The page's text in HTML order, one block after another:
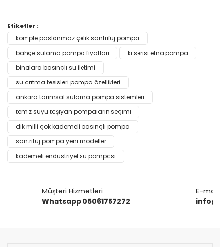
Bu ürüne ilk yorumu siz yapın!
Yorum Yaz
Bu ürünün fiyat bilgisi, resim, ürün açıklamalarında ve diğer
konularda yetersiz gördüğünüz noktaları öneri formunu
kullanarak tarafımıza iletebilirsiniz.
Görüş ve önerileriniz için teşekkür ederiz.
Ürün resmi kalitesiz, bozuk veya görüntülenemiyor.
Ürün açıklamasında eksik bilgiler bulunuyor.
Ürün bilgilerinde hatalar bulunuyor.
Ürün fiyatı diğer sitelerden daha pahalı.
Bu ürüne benzer farklı alternatifler olmalı.
Gönder
Etiketler :
komple paslanmaz çelik santrifüj pompa
bahçe sulama pompa fiyatları
kı serisi etna pompa
binalara basınçlı su iletimi
su arıtma tesisleri pompa özellikleri
ankara tarımsal sulama pompa sistemleri
temiz suyu taşıyan pompaların seçimi
dik milli çok kademeli basınçlı pompa
santrifüj pompa yeni modeller
kademeli endüstriyel su pompası
Müşteri Hizmetleri
Whatsapp 05061757272
E-mail